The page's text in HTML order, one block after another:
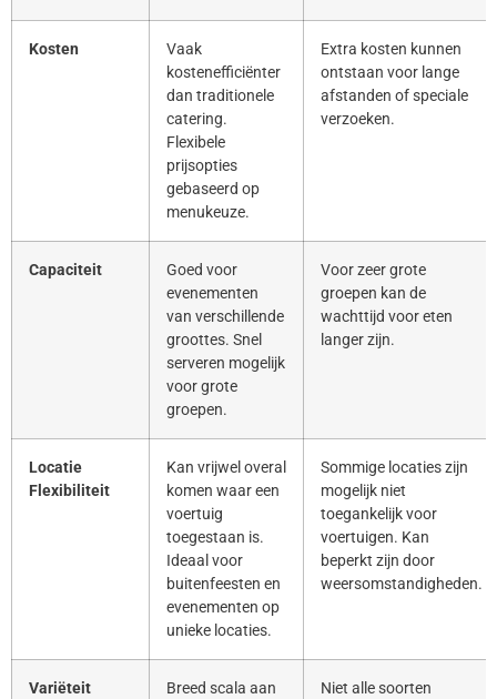
Kosten
Vaak
kostenefficiënter
dan traditionele
catering.
Flexibele
prijsopties
gebaseerd op
menukeuze.
Extra kosten kunnen
ontstaan voor lange
afstanden of speciale
verzoeken.
Capaciteit
Goed voor
evenementen
van verschillende
groottes. Snel
serveren mogelijk
voor grote
groepen.
Voor zeer grote
groepen kan de
wachttijd voor eten
langer zijn.
Locatie
Flexibiliteit
Kan vrijwel overal
komen waar een
voertuig
toegestaan is.
Ideaal voor
buitenfeesten en
evenementen op
unieke locaties.
Sommige locaties zijn
mogelijk niet
toegankelijk voor
voertuigen. Kan
beperkt zijn door
weersomstandigheden.
Variëteit
Breed scala aan
Niet alle soorten